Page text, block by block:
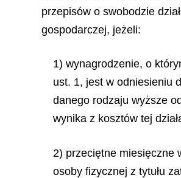
przepisów o swobodzie
gospodarczej, jeżeli:
1) wynagrodzenie, o
ust. 1, jest w odniesieniu
danego rodzaju wyższe
wynika z kosztów tej
2) przeciętne miesięczne
osoby fizycznej z tytułu